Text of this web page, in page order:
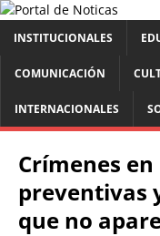
INSTITUCIONALES
COMUNICACIÓN
INTERNACIONALES
Crímenes
preventivas
que no